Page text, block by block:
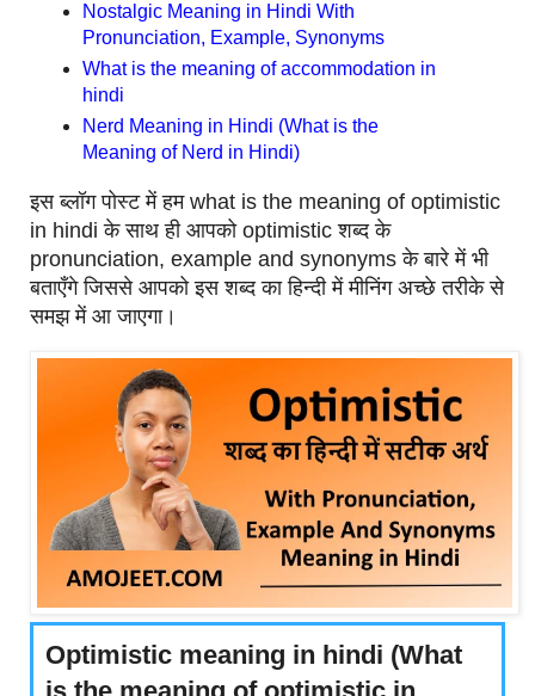
Nostalgic Meaning in Hindi With
Pronunciation, Example, Synonyms
What is the meaning of accommodation in
hindi
Nerd Meaning in Hindi (What is the
Meaning of Nerd in Hindi)
इस ब्लॉग पोस्ट में हम what is the meaning of optimistic
in hindi के साथ ही आपको optimistic शब्द के
pronunciation, example and synonyms के बारे में भी
बताएँगे जिससे आपको इस शब्द का हिन्दी में मीनिंग अच्छे तरीके से
समझ में आ जाएगा।
Optimistic meaning in hindi (What